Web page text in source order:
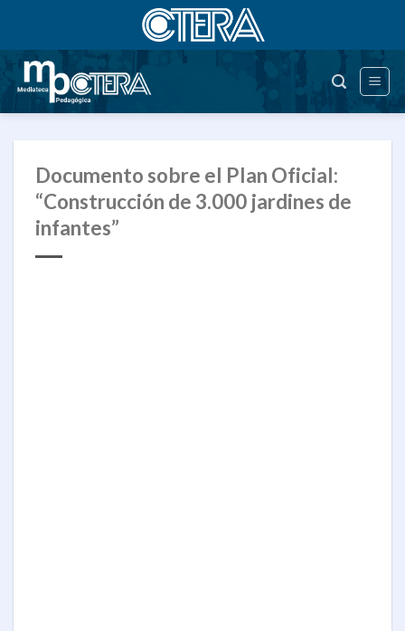
contenido
Documento sobre el Plan Oficial:
“Construcción de 3.000 jardines de
infantes”